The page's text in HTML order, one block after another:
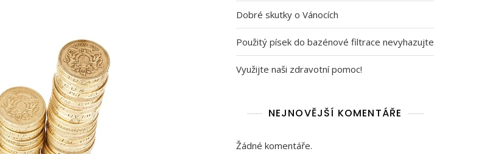
Dobré skutky o Vánocích
Použitý písek do bazénové filtrace nevyhazujte
Využijte naši zdravotní pomoc!
NEJNOVĚJŠÍ KOMENTÁŘE
Žádné komentáře.